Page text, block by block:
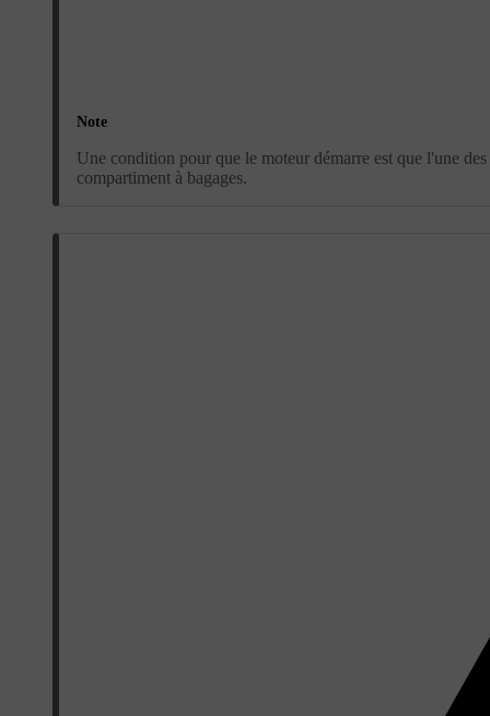
Note
Une condition pour que le moteur démarre est que l'une
compartiment à bagages.